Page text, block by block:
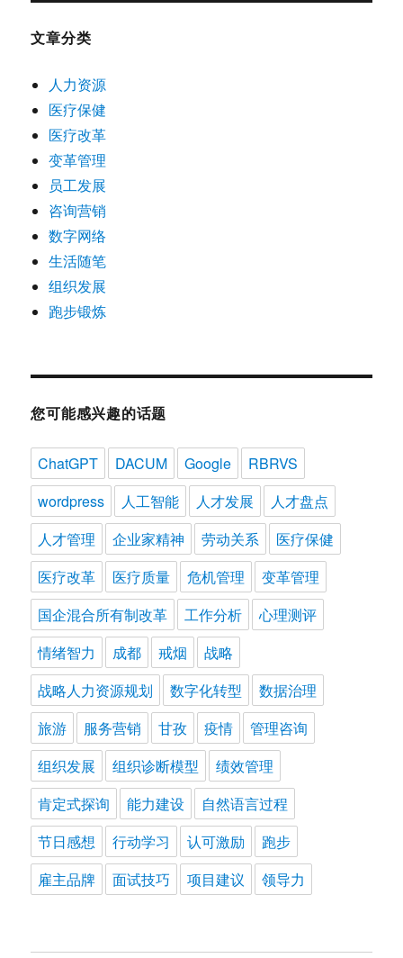
文章分类
人力资源
医疗保健
医疗改革
变革管理
员工发展
咨询营销
数字网络
生活随笔
组织发展
跑步锻炼
您可能感兴趣的话题
ChatGPT DACUM Google
RBRVS
wordpress
人工智能 人才发展
人才盘点
人才管理
企业家精神 劳动关系
医疗保健
医疗改革
医疗质量 危机管理
变革管理
国企混合所有制改革
工作分析
心理测评
情绪智力
成都 戒烟
战略
战略人力资源规划
数字化转型
数据治理
旅游
服务营销 甘孜 疫情
管理咨询
组织发展
组织诊断模型
绩效管理
肯定式探询
能力建设
自然语言过程
节日感想
行动学习 认可激励
跑步
雇主品牌
面试技巧 项目建议 领导力